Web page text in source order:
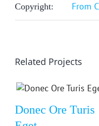
Copyright: From
Related Projects
Donec Ore Turis